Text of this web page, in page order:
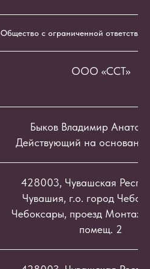
Общество с ограниченной
ООО «ССТ»
Быков Владимир
Действующий на
428003, Чувашская
Чувашия, г.о. город
Чебоксары, проезд
помещ. 2